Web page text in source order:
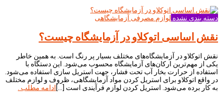
دسته بندی نشده لوازم مصرفی آزمایشگاهی
نقش اساسی اتوکلاو در آزمایشگاه چیست؟
نقش اتوکلاو در آزمایشگاه‌های مختلف بسیار پر رنگ است. به همین خاطر
یکی از مهم‌ترین ارکان‌های آزمایشگاه محسوب می‌شود. این دستگاه با
استفاده از حرارت بخار آب تحت فشار، جهت استریل سازی استفاده می‌شود.
در واقع اتوکلاو برای استریل کردن مواد آزمایشگاهی، ظروف و لوازم مختلف
به کار برده می‌شود. استریل کردن لوازم فرآیندی است […]ادامه مطلب